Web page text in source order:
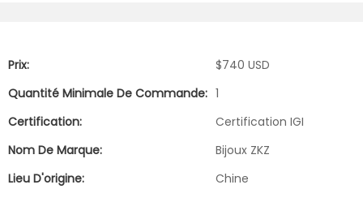
Prix:
$740 USD
Quantité Minimale De Commande: 1
Certification:
Certification IGI
Nom De Marque:
Bijoux ZKZ
Lieu D'origine:
Chine